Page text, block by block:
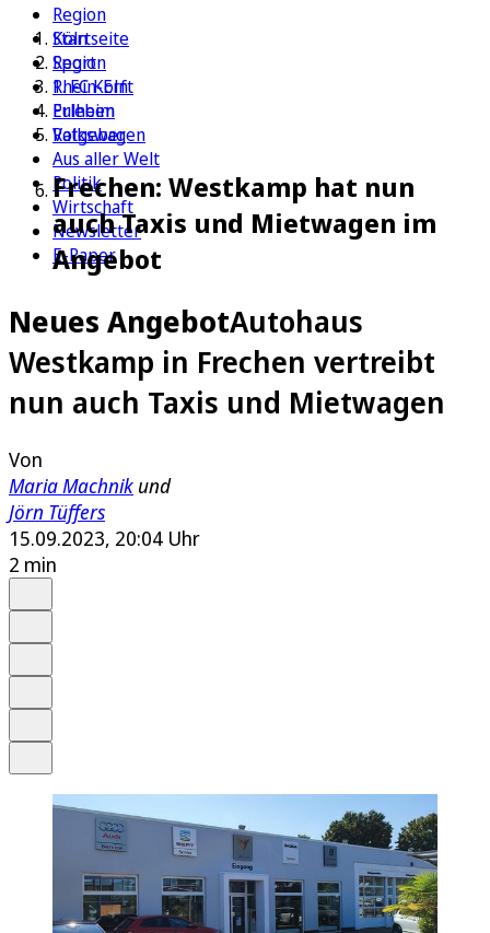
Region
Köln
Sport
1. FC Köln
Erleben
Ratgeber
Aus aller Welt
Politik
Wirtschaft
Newsletter
E-Paper
Startseite
Region
Rhein-Erft
Pulheim
Volkswagen
Frechen: Westkamp hat nun
auch Taxis und Mietwagen im
Angebot
Neues AngebotAutohaus
Westkamp in Frechen vertreibt
nun auch Taxis und Mietwagen
Von
Maria Machnik und
Jörn Tüffers
15.09.2023, 20:04 Uhr
2 min